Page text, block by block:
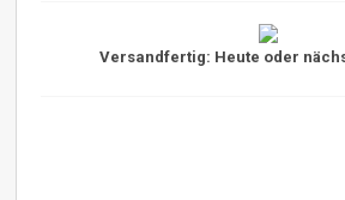
Versandfertig: Heute oder